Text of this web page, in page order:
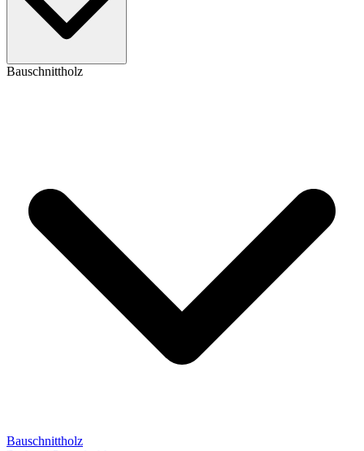
Bauschnittholz
Bauschnittholz